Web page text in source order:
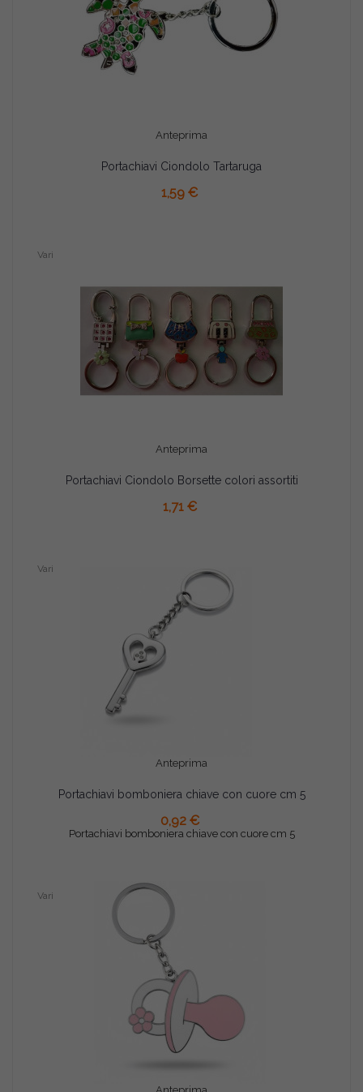
Anteprima
Portachiavi Ciondolo Tartaruga
1,59 €
Anteprima
Vari
Portachiavi Ciondolo Borsette colori assortiti
1,71 €
Anteprima
Vari
Portachiavi bomboniera chiave con cuore cm 5
0,92 €
Portachiavi bomboniera chiave con cuore cm 5
AGGIUNGI AL CARRELLO
Vari